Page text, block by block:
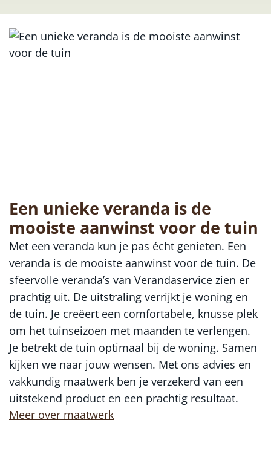
Een unieke veranda is de
mooiste aanwinst voor de tuin
Met een veranda kun je pas écht genieten. Een
veranda is de mooiste aanwinst voor de tuin. De
sfeervolle veranda’s van Verandaservice zien er
prachtig uit. De uitstraling verrijkt je woning en
de tuin. Je creëert een comfortabele, knusse plek
om het tuinseizoen met maanden te verlengen.
Je betrekt de tuin optimaal bij de woning. Samen
kijken we naar jouw wensen. Met ons advies en
vakkundig maatwerk ben je verzekerd van een
uitstekend product en een prachtig resultaat.
Meer over maatwerk